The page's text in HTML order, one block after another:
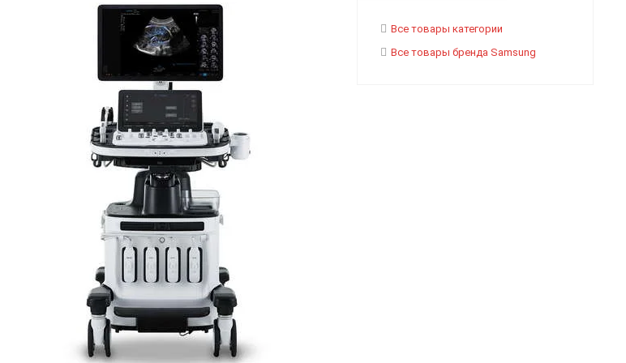
Все товары категории
Все товары бренда Samsung